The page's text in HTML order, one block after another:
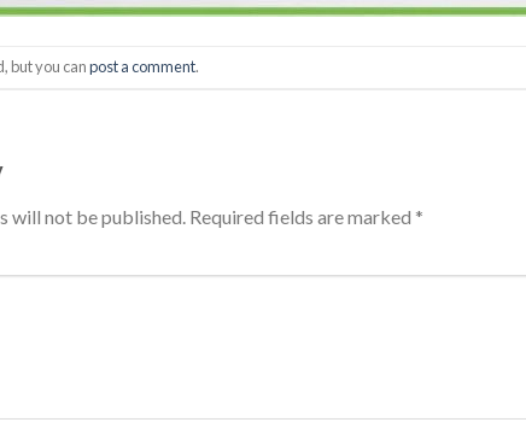
but you canpost a comment.
will not be published. Required fields are marked *